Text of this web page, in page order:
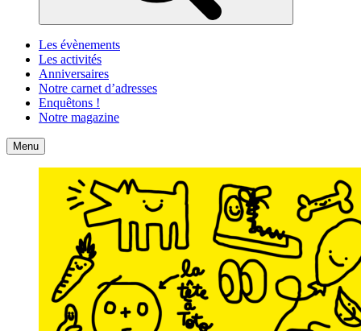
Les évènements
Les activités
Anniversaires
Notre carnet d’adresses
Enquêtons !
Notre magazine
Accueil
Menu Contact